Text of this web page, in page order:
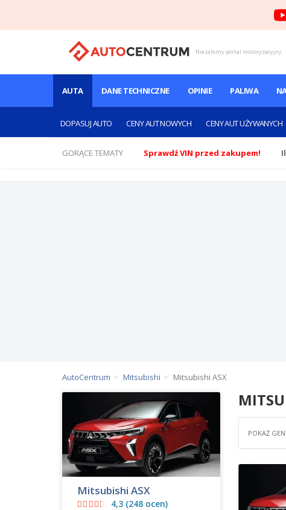
Niezależny portal motoryzacyjny
AUTA
DOPASUJ AUTO CENY AUT NOWYCH CENY AUT UŻYWANYCH
DANE TECHNICZNE OPINIE PALIWA
GORĄCE TEMATY Sprawdź VIN przed zakupem!
AutoCentrum Mitsubishi Mitsubishi ASX
POKAŻ
Mitsubishi ASX
4,3 (248 ocen)